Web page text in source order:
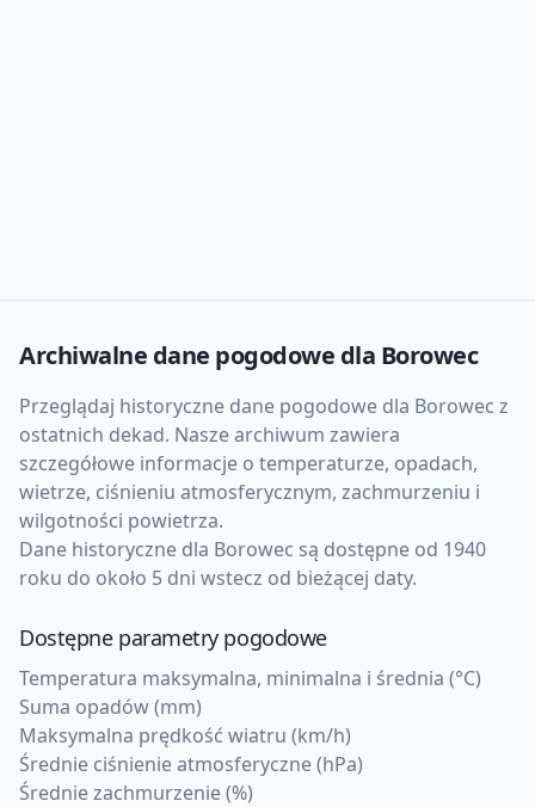
Archiwalne dane pogodowe dla Borowec
Przeglądaj historyczne dane pogodowe dla Borowec z
ostatnich dekad. Nasze archiwum zawiera
szczegółowe informacje o temperaturze, opadach,
wietrze, ciśnieniu atmosferycznym, zachmurzeniu i
wilgotności powietrza.
Dane historyczne dla Borowec są dostępne od 1940
roku do około 5 dni wstecz od bieżącej daty.
Dostępne parametry pogodowe
Temperatura maksymalna, minimalna i średnia (°C)
Suma opadów (mm)
Maksymalna prędkość wiatru (km/h)
Średnie ciśnienie atmosferyczne (hPa)
Średnie zachmurzenie (%)